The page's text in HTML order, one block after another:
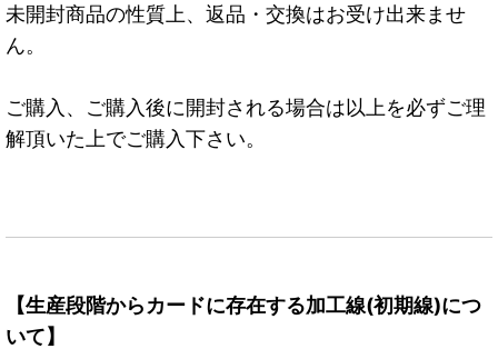
未開封商品の性質上、返品・交換はお受け出来ませ
ん。
ご購入、ご購入後に開封される場合は以上を必ずご理
解頂いた上でご購入下さい。
【生産段階からカードに存在する加工線(初期線)につ
いて】